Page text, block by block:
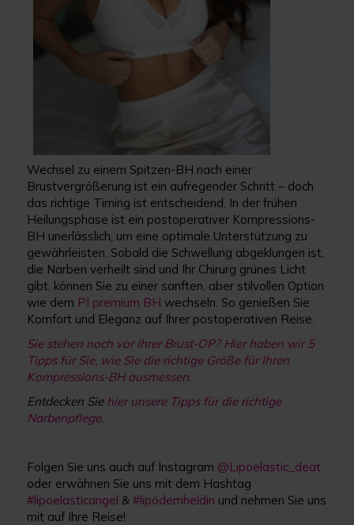
Wechsel zu einem Spitzen-BH nach einer
Brustvergrößerung ist ein aufregender Schritt – doch
das richtige Timing ist entscheidend. In der frühen
Heilungsphase ist ein postoperativer Kompressions-
BH unerlässlich, um eine optimale Unterstützung zu
gewährleisten. Sobald die Schwellung abgeklungen ist,
die Narben verheilt sind und Ihr Chirurg grünes Licht
gibt, können Sie zu einer sanften, aber stilvollen Option
wie dem PI premium BH wechseln. So genießen Sie
Komfort und Eleganz auf Ihrer postoperativen Reise.
Sie stehen noch vor Ihrer Brust-OP? Hier haben wir 5
Tipps für Sie, wie Sie die richtige Größe für Ihren
Kompressions-BH ausmessen.
Entdecken Sie hier unsere Tipps für die richtige
Narbenpflege.
Folgen Sie uns auch auf Instagram @Lipoelastic_deat
oder erwähnen Sie uns mit dem Hashtag
#lipoelasticangel &#lipödemheldin und nehmen Sie uns
mit auf Ihre Reise!